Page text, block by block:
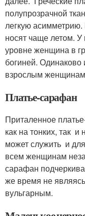
полупрозрачной
легкую асимметрию.
носят чаще летом.
уровне женщина в
богиней.
взрослым
Платье-сарафан
Приталенное
как на тонких, так
может служить и
всем женщинам
сарафан
же время не
вульгарным.